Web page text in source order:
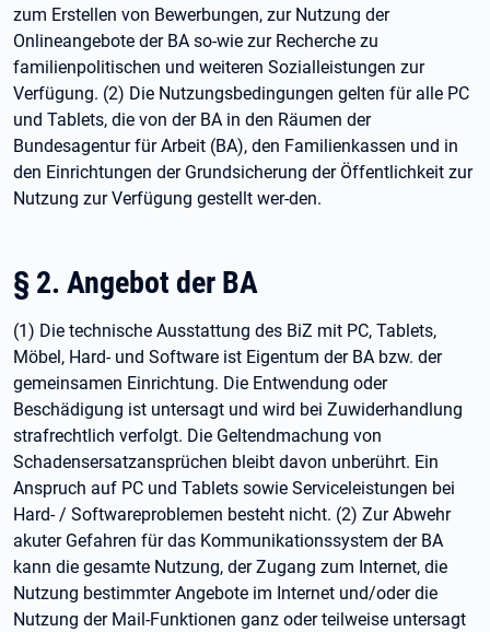
zum Erstellen von Bewerbungen, zur Nutzung der
Onlineangebote der BA so-wie zur Recherche zu
familienpolitischen und weiteren Sozialleistungen zur
Verfügung. (2) Die Nutzungsbedingungen gelten für alle PC
und Tablets, die von der BA in den Räumen der
Bundesagentur für Arbeit (BA), den Familienkassen und in
den Einrichtungen der Grundsicherung der Öffentlichkeit zur
Nutzung zur Verfügung gestellt wer-den.
§ 2. Angebot der BA
(1) Die technische Ausstattung des BiZ mit PC, Tablets,
Möbel, Hard- und Software ist Eigentum der BA bzw. der
gemeinsamen Einrichtung. Die Entwendung oder
Beschädigung ist untersagt und wird bei Zuwiderhandlung
strafrechtlich verfolgt. Die Geltendmachung von
Schadensersatzansprüchen bleibt davon unberührt. Ein
Anspruch auf PC und Tablets sowie Serviceleistungen bei
Hard- / Softwareproblemen besteht nicht. (2) Zur Abwehr
akuter Gefahren für das Kommunikationssystem der BA
kann die gesamte Nutzung, der Zugang zum Internet, die
Nutzung bestimmter Angebote im Internet und/oder die
Nutzung der Mail-Funktionen ganz oder teilweise untersagt